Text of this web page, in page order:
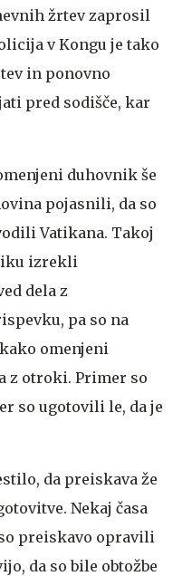
žrtev zaprosil
v Kongu je tako
in ponovno
pred sodišče, kar
duhovnik še
pojasnili, da so
Vatikana. Takoj
izrekli
dela z
pa so na
omenjeni
z otroki. Primer so
so ugotovili le, da je
da preiskava že
Nekaj časa
preiskavo opravili
da so bile obtožbe